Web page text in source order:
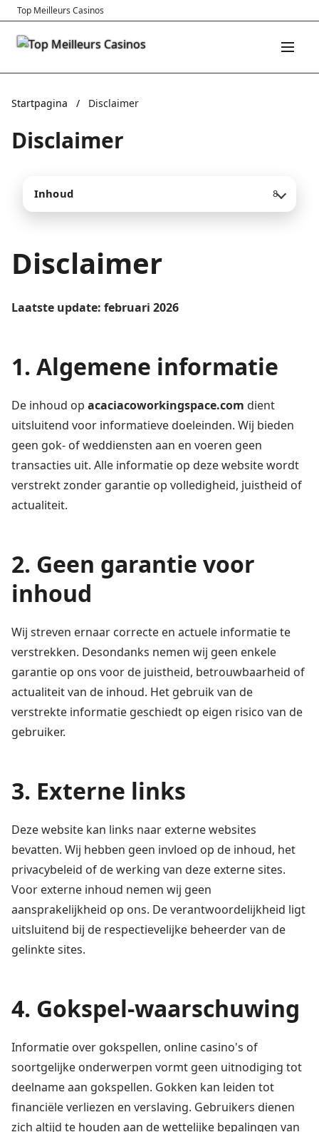
Top Meilleurs Casinos
Startpagina / Disclaimer
Disclaimer
Inhoud 8
Disclaimer
Laatste update: februari 2026
1. Algemene informatie
De inhoud op acaciacoworkingspace.com dient
uitsluitend voor informatieve doeleinden. Wij bieden
geen gok- of weddiensten aan en voeren geen
transacties uit. Alle informatie op deze website wordt
verstrekt zonder garantie op volledigheid, juistheid of
actualiteit.
2. Geen garantie voor
inhoud
Wij streven ernaar correcte en actuele informatie te
verstrekken. Desondanks nemen wij geen enkele
garantie op ons voor de juistheid, betrouwbaarheid of
actualiteit van de inhoud. Het gebruik van de
verstrekte informatie geschiedt op eigen risico van de
gebruiker.
3. Externe links
Deze website kan links naar externe websites
bevatten. Wij hebben geen invloed op de inhoud, het
privacybeleid of de werking van deze externe sites.
Voor externe inhoud nemen wij geen
aansprakelijkheid op ons. De verantwoordelijkheid ligt
uitsluitend bij de respectievelijke beheerder van de
gelinkte sites.
4. Gokspel-waarschuwing
Informatie over gokspellen, online casino's of
soortgelijke onderwerpen vormt geen uitnodiging tot
deelname aan gokspellen. Gokken kan leiden tot
financiële verliezen en verslaving. Gebruikers dienen
zich altijd te houden aan de wettelijke bepalingen van